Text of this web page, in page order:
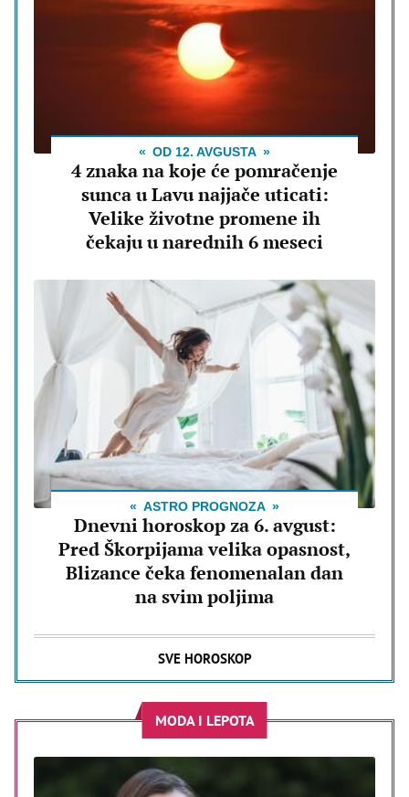
OD 12. AVGUSTA
4 znaka na koje će pomračenje
sunca u Lavu najjače uticati:
Velike životne promene ih
čekaju u narednih 6 meseci
ASTRO PROGNOZA
Dnevni horoskop za 6. avgust:
Pred Škorpijama velika opasnost,
Blizance čeka fenomenalan dan
na svim poljima
SVE HOROSKOP
MODA I LEPOTA